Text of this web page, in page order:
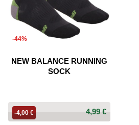
-44%
NEW BALANCE RUNNING
SOCK
4,99 €
-4,00 €